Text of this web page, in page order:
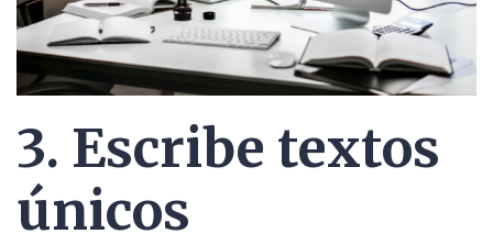
3. Escribe textos
únicos